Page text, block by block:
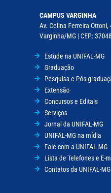
CAMPUS VARGINHA
Av. Celina Ferreira
Varginha/MG | CEP:
Estude na UNIFAL-MG
Graduação
Pesquisa e Pós-
Extensão
Concursos e Editais
Serviços
Jornal da UNIFAL-MG
UNIFAL-MG na mídia
Fale com a UNIFAL-MG
Lista de Telefones e E-
Contatos da UNIFAL-MG